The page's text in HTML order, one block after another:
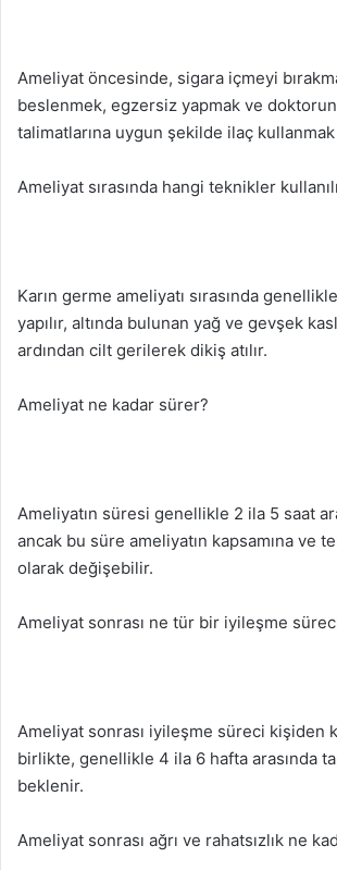
Ameliyat öncesinde, sigara içmeyi
beslenmek, egzersiz yapmak ve
talimatlarına uygun şekilde ilaç
Ameliyat sırasında hangi teknikler
Karın germe ameliyatı sırasında
yapılır, altında bulunan yağ ve gevşek
ardından cilt gerilerek dikiş atılır.
Ameliyat ne kadar sürer?
Ameliyatın süresi genellikle 2 ila 5 saat
ancak bu süre ameliyatın kapsamına ve
olarak değişebilir.
Ameliyat sonrası ne tür bir iyileşme
Ameliyat sonrası iyileşme süreci kişiden
birlikte, genellikle 4 ila 6 hafta arasında
beklenir.
Ameliyat sonrası ağrı ve rahatsızlık ne